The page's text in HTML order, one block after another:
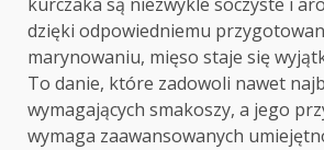
dzięki odpowiedniemu
marynowaniu, mięso staje się
To danie, które zadowoli nawet
wymagających smakoszy, a jego
wymaga zaawansowanych